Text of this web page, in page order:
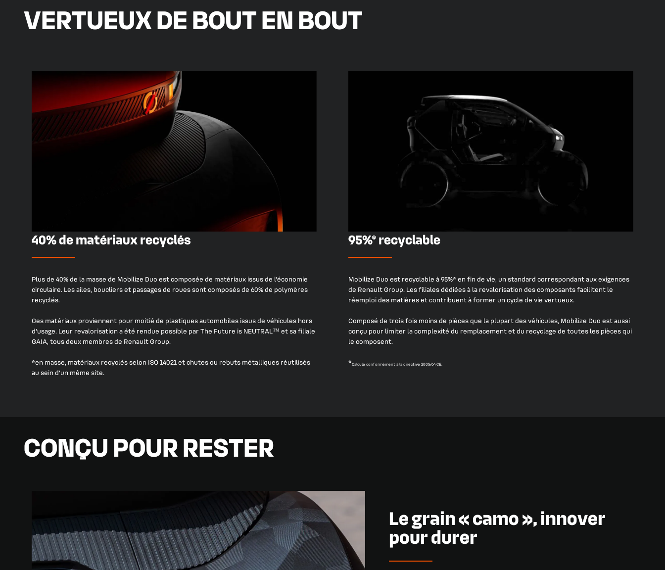
VERTUEUX DE BOUT EN BOUT
40% de matériaux recyclés
Plus de 40% de la masse de Mobilize Duo est composée de matériaux issus de l'économie
circulaire. Les ailes, boucliers et passages de roues sont composés de 60% de polymères
recyclés.
Ces matériaux proviennent pour moitié de plastiques automobiles issus de véhicules hors
d’usage. Leur revalorisation a été rendue possible par The Future is NEUTRAL™ et sa filiale
GAIA, tous deux membres de Renault Group.
*en masse, matériaux recyclés selon ISO 14021 et chutes ou rebuts métalliques réutilisés
au sein d’un même site.
95%* recyclable
Mobilize Duo est recyclable à 95%* en fin de vie, un standard correspondant aux exigences
de Renault Group. Les filiales dédiées à la revalorisation des composants facilitent le
réemploi des matières et contribuent à former un cycle de vie vertueux.
Composé de trois fois moins de pièces que la plupart des véhicules, Mobilize Duo est aussi
conçu pour limiter la complexité du remplacement et du recyclage de toutes les pièces qui
le composent.
*Calculé conformément à la directive 2005/64 CE.
CONÇU POUR RESTER
Le grain « camo », innover
pour durer